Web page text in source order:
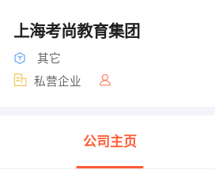
上海考尚教育集团
其它
私营企业
公司主页